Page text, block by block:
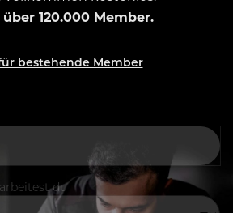
120.000 Member.
bestehende Member
du